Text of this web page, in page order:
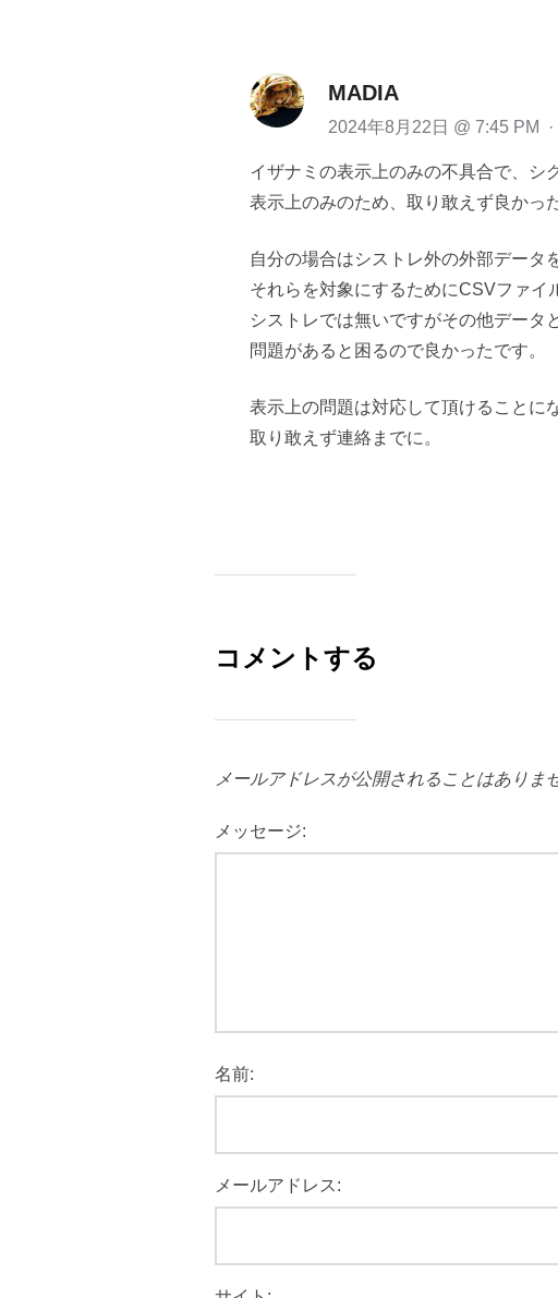
MADIA
2024年8月22日 @ 7:45 PM ·
イザナミの表示上のみの不具合で、シ
表示上のみのため、取り敢えず良かっ
自分の場合はシストレ外の外部データ
それらを対象にするためにCSVファイ
シストレでは無いですがその他データ
問題があると困るので良かったです。
表示上の問題は対応して頂けることに
取り敢えず連絡までに。
コメントする
メールアドレスが公開されることはありま
メッセージ:
名前:
メールアドレス: